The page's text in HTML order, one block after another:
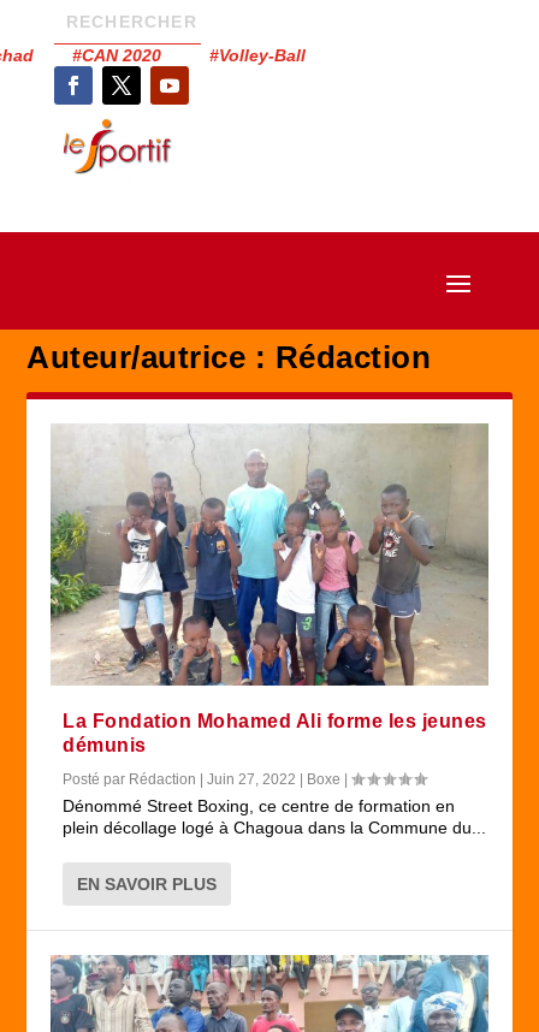
#CAN 2020 #Volley-Ball
Auteur/autrice : Rédaction
La Fondation Mohamed Ali forme les jeunes
démunis
Posté par Rédaction |Juin 27, 2022 | Boxe |
Dénommé Street Boxing, ce centre de formation en
plein décollage logé à Chagoua dans la Commune du...
EN SAVOIR PLUS